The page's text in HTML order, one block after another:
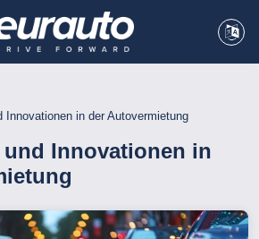
Innovationen in der Autovermietung
und Innovationen in